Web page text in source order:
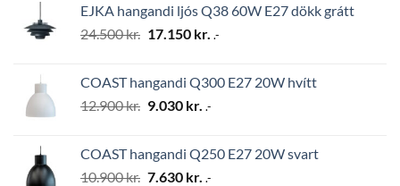
2.794 kr..1.956 kr..
EJKA hangandi ljós Q38 60W E27 dökk grátt
24.500kr. Original
24.500 kr..
17.150 kr. Current
17.150 kr..
.-
COAST hangandi Q300 E27 20W hvítt
12.900kr. Original
12.900 kr..
9.030 kr. Current
9.030 kr..
.-
COAST hangandi Q250 E27 20W svart
10.900kr. Original
7.630 kr. Current
.-